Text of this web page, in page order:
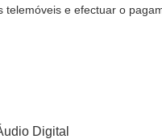
telemóveis e efectuar o
Digital